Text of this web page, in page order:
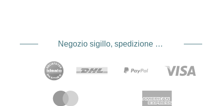
Negozio sigillo, spedizione e spedizione Fornitore di servizi di pagamento